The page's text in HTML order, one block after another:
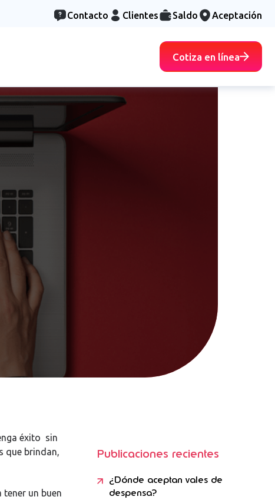
Contacto Clientes Saldo Aceptación
Cotiza en línea
éxito sin
que brindan,
un buen
Publicaciones recientes
¿Dónde aceptan vales de
despensa?